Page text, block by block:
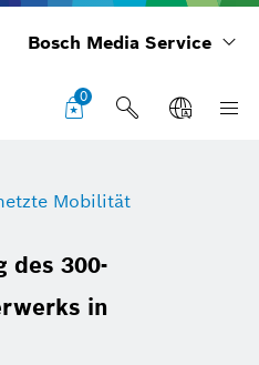
Bosch Media Service
0
Mobilität
des 300-
in